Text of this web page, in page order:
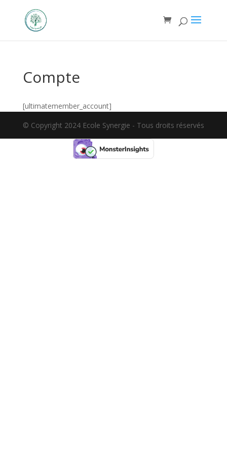
Compte
[ultimatemember_account]
© Copyright 2024 Ecole Synergie - Tous droits réservés